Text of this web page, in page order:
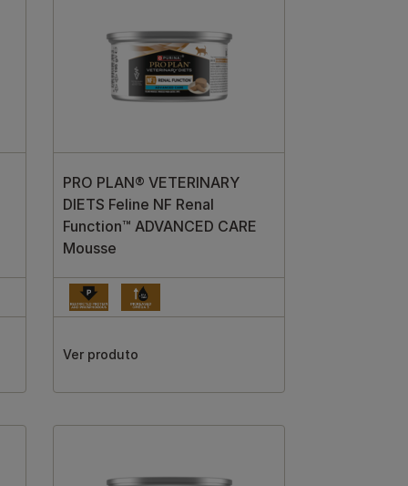
PRO PLAN® VETERINARY
DIETS Feline NF Renal
Function™ ADVANCED CARE
Mousse
Ver produto